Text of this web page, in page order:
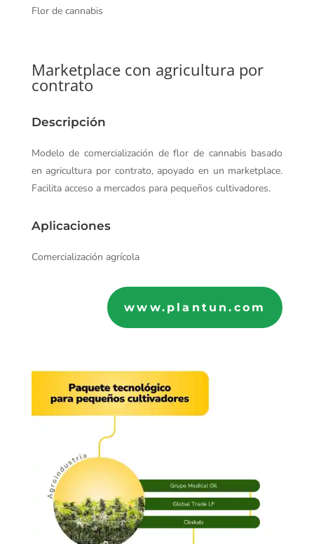
Flor de cannabis
Marketplace con agricultura por
contrato
Descripción
Modelo de comercialización de flor de cannabis basado
en agricultura por contrato, apoyado en un marketplace.
Facilita acceso a mercados para pequeños cultivadores.
Aplicaciones
Comercialización agrícola
www.plantun.com